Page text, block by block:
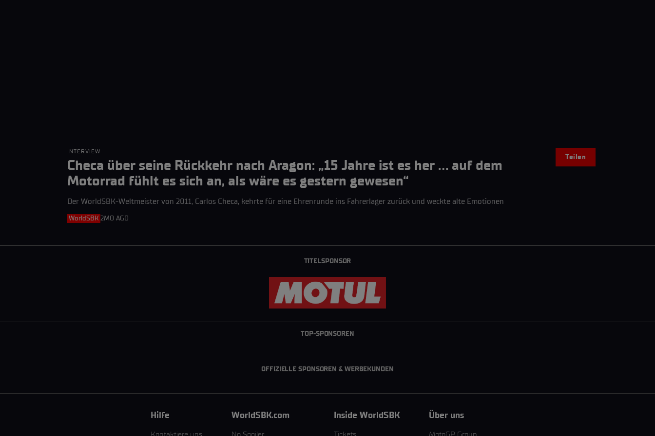
INTERVIEW
Checa über seine Rückkehr nach Aragon: „15 Jahre ist es her … auf dem
Motorrad fühlt es sich an, als wäre es gestern gewesen“
Der WorldSBK-Weltmeister von 2011, Carlos Checa, kehrte für eine Ehrenrunde ins Fahrerlager zurück und weckte alte Emotionen
WorldSBK 2MO AGO
Teilen
TITELSPONSOR
TOP-SPONSOREN
OFFIZIELLE SPONSOREN & WERBEKUNDEN
Hilfe WorldSBK.com Inside WorldSBK Über uns